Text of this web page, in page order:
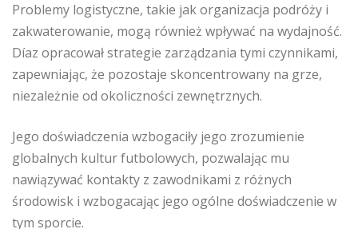
Problemy logistyczne, takie jak organizacja podróży i
zakwaterowanie, mogą również wpływać na wydajność.
Díaz opracował strategie zarządzania tymi czynnikami,
zapewniając, że pozostaje skoncentrowany na grze,
niezależnie od okoliczności zewnętrznych.
Jego doświadczenia wzbogaciły jego zrozumienie
globalnych kultur futbolowych, pozwalając mu
nawiązywać kontakty z zawodnikami z różnych
środowisk i wzbogacając jego ogólne doświadczenie w
tym sporcie.